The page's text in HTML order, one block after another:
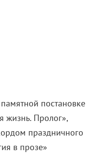
постановке
жизнь. Пролог»,
праздничного
в прозе»